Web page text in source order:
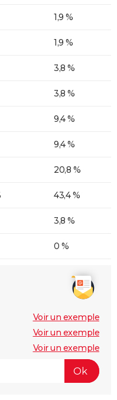
1,9 %
1,9 %
3,8 %
3,8 %
9,4 %
9,4 %
20,8 %
43,4 %
3,8 %
0 %
Voir un exemple
Voir un exemple
Voir un exemple